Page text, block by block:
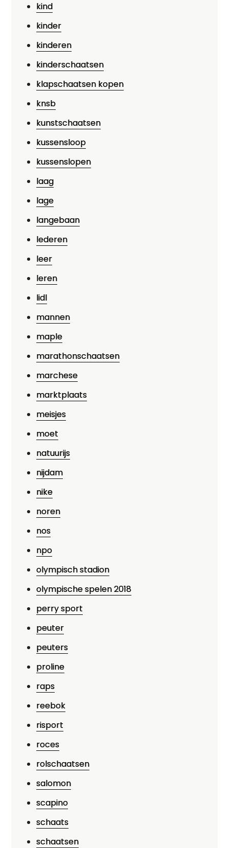
kind
kinder
kinderen
kinderschaatsen
klapschaatsen kopen
knsb
kunstschaatsen
kussensloop
kussenslopen
laag
lage
langebaan
lederen
leer
leren
lidl
mannen
maple
marathonschaatsen
marchese
marktplaats
meisjes
moet
natuurijs
nijdam
nike
noren
nos
npo
olympisch stadion
olympische spelen 2018
perry sport
peuter
peuters
proline
raps
reebok
risport
roces
rolschaatsen
salomon
scapino
schaats
schaatsen